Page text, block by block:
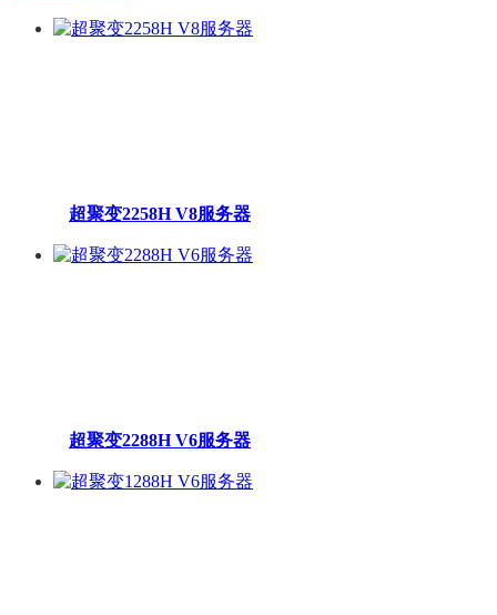
超聚变2258H V8服务器
超聚变2288H V6服务器